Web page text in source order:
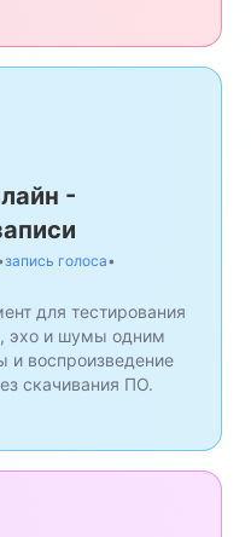
-
запись голоса•
для тестирования
эхо и шумы одним
и воспроизведение
скачивания ПО.